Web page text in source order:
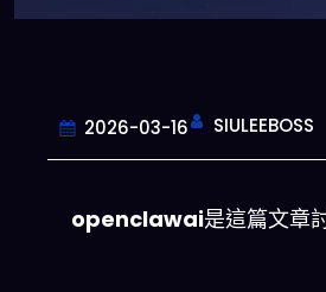
2026-03-16 SIULEEBOSS
openclawai是這篇文章